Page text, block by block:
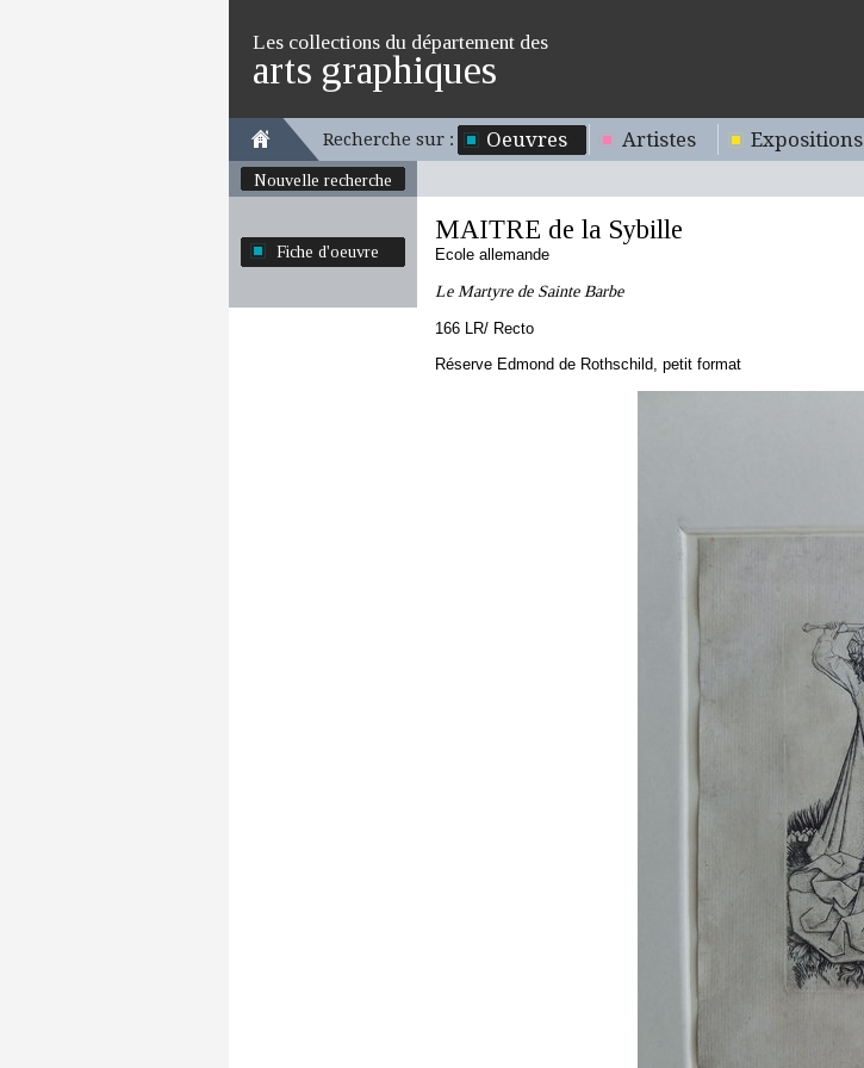
Les collections du département des
arts graphiques
Recherche sur : Oeuvres Artistes Expositions
Nouvelle recherche
Fiche d'oeuvre
MAITRE de la Sybille
Ecole allemande
Le Martyre de Sainte Barbe
166 LR/ Recto
Réserve Edmond de Rothschild, petit format